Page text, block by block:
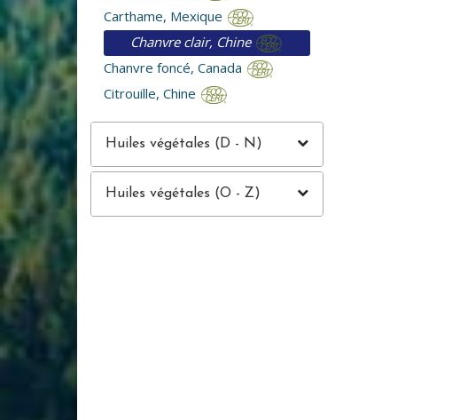
Carthame, Mexique
Chanvre clair, Chine
Chanvre foncé, Canada
Citrouille, Chine
Huiles végétales (D - N)
Huiles végétales (O - Z)